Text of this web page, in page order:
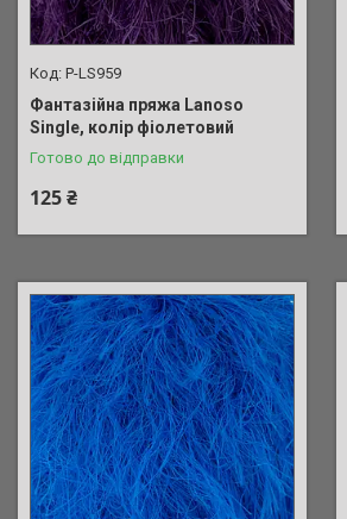
P-LS959
Фантазійна пряжа Lanoso
Single, колір фіолетовий
Готово до відправки
125 ₴